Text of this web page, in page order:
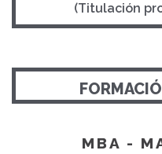
(Titulación
MBA -